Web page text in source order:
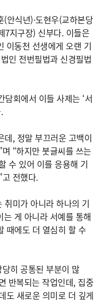
안식년)·도현우(교하본당
7지구장) 신부다. 이들은
이동천 선생에게 오랜 기
인 전번필법과 신경필법
회에서 이들 사제는 ‘서
데, 정말 부끄러운 고백이
“하지만 붓글씨를 쓰는
수 있어 이를 응용해 기
전했다.
취미가 아니라 하나의 기
는 게 아니라 서예를 통해
때에도 더 열심히 할 수
히 공통된 부분이 많
반복되는 작업인데, 집중
도 새로운 의미로 더 깊게